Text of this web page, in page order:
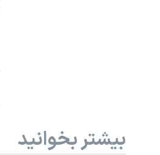
بیشتر بخوانید